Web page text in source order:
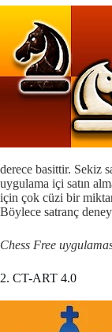
derece basittir. Sekiz
uygulama içi satın
için çok cüzi bir miktar
Böylece satranç
Chess Free
2. CT-ART 4.0